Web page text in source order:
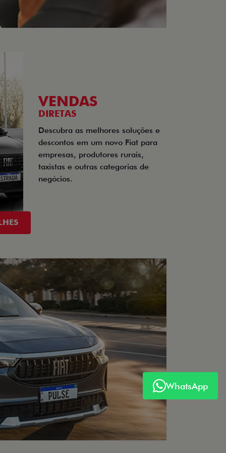
VENDAS
DIRETAS
Descubra as melhores soluções e
descontos em um novo Fiat para
empresas, produtores rurais,
taxistas e outras categorias de
negócios.
WhatsApp